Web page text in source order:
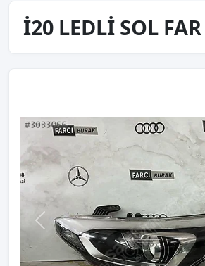
İ20 LEDLİ SOL